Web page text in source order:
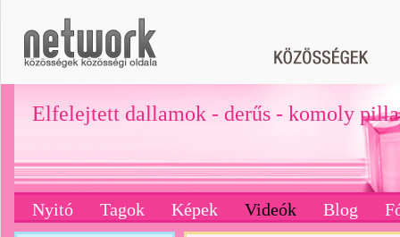
Elfelejtett dallamok - derűs - komoly
Nyitó Tagok Képek Videók Blog